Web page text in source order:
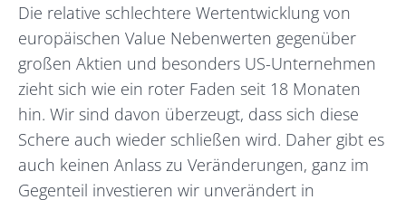
Die relative schlechtere Wertentwicklung von
europäischen Value Nebenwerten gegenüber
großen Aktien und besonders US-Unternehmen
zieht sich wie ein roter Faden seit 18 Monaten
hin. Wir sind davon überzeugt, dass sich diese
Schere auch wieder schließen wird. Daher gibt es
auch keinen Anlass zu Veränderungen, ganz im
Gegenteil investieren wir unverändert in